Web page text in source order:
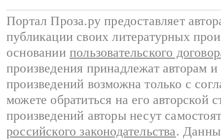
Портал Проза.ру предоставляет
публикации своих литературных
основании пользовательского
произведения принадлежат авторам
произведений возможна только с
можете обратиться на его авторской
произведений авторы несут
российского законодательства.